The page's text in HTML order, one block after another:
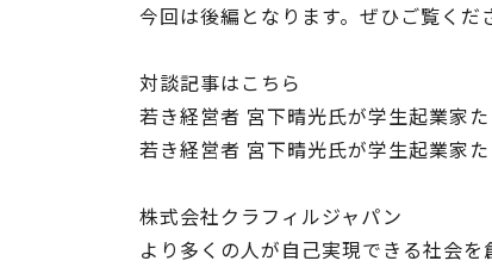
今回は後編となります。ぜひご覧くだ
対談記事はこちら
若き経営者 宮下晴光氏が学生起業家
若き経営者 宮下晴光氏が学生起業家
株式会社クラフィルジャパン
より多くの人が自己実現できる社会を